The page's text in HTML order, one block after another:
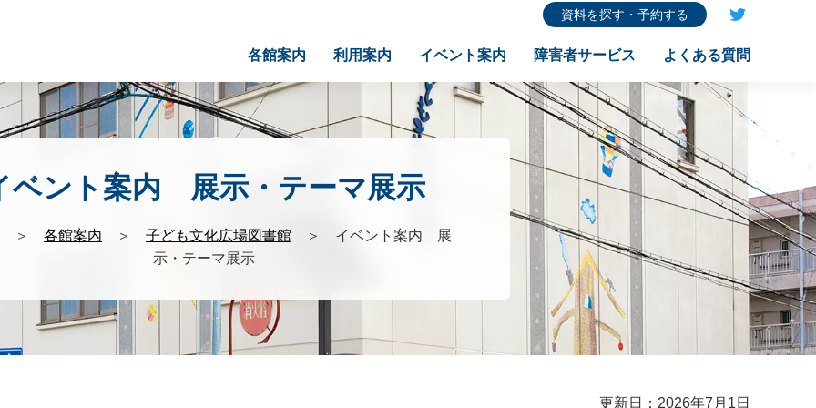
資料を探す・予約する
各館案内 利用案内 イベント案内 障害者サービス よくある質問
ベント案内 展示・テーマ展示
＞ 各館案内 ＞ 子ども文化広場図書館 ＞ イベント案内 展
示・テーマ展示
更新日：2026年7月1日